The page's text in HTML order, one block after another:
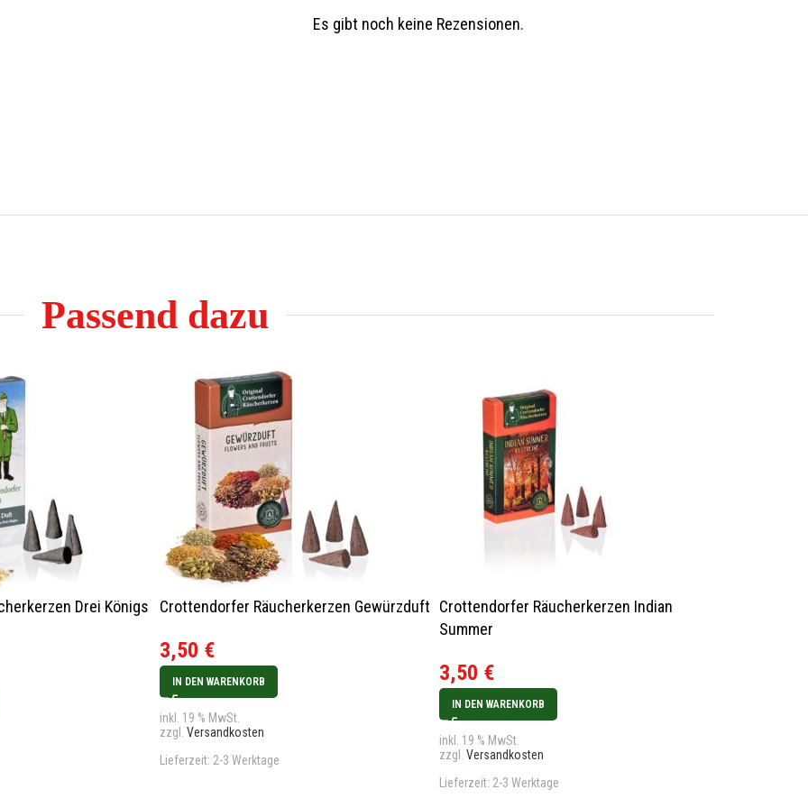
Es gibt noch keine Rezensionen.
Passend dazu
Drei Königs
Crottendorfer Räucherkerzen Gewürzduft
3,50 €
IN DEN WARENKORB
inkl. 19 % MwSt.
zzgl. Versandkosten
Lieferzeit: 2-3 Werktage
Crottendorfer Räucherkerzen Indian
Summer
3,50 €
IN DEN WARENKORB
inkl. 19 % MwSt.
zzgl. Versandkosten
Lieferzeit: 2-3 Werktage